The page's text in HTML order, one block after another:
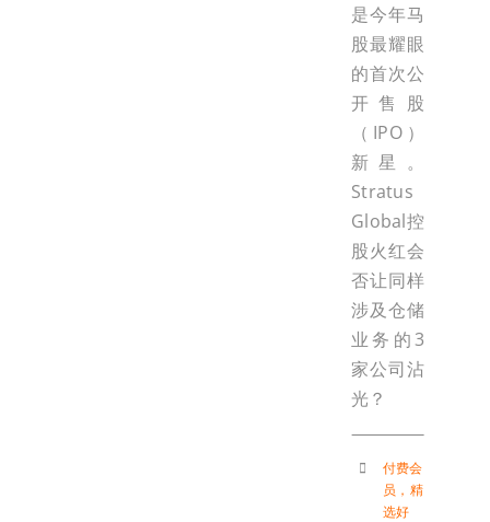
是今年马
股最耀眼
的首次公
开售股
（IPO）
新星。
Stratus
Global控
股火红会
否让同样
涉及仓储
业务的3
家公司沾
光？
付费会
员 ， 精
选好